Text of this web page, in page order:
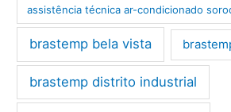
assistência técnica ar-condicionado
brastemp bela vista
brastemp distrito industrial